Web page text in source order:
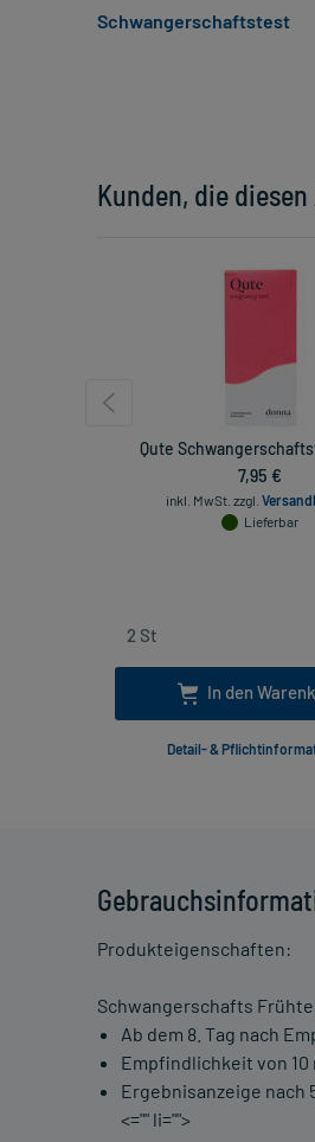
Produkteigenschaften:
Schwangerschafts
Ab dem 8. Tag nach
Empfindlichkeit von 10
Ergebnisanzeige nach
<="" li="">
Kunden, die
Qute
7,95 €
inkl. MwSt. zzgl.
Lieferbar
In den
Detail- &
Schwangerschaftstest